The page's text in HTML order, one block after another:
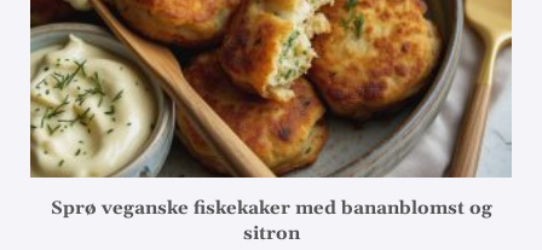
Sprø veganske fiskekaker med bananblomst og
sitron